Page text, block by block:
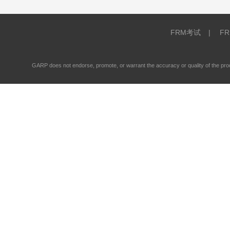
FRM考试 |
GARP does not endorse, promote, or warrant the accuracy or quality of the